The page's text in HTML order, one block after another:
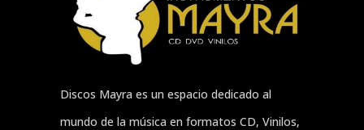
Discos Mayra es un espacio dedicado al
mundo de la música en formatos CD, Vinilos,